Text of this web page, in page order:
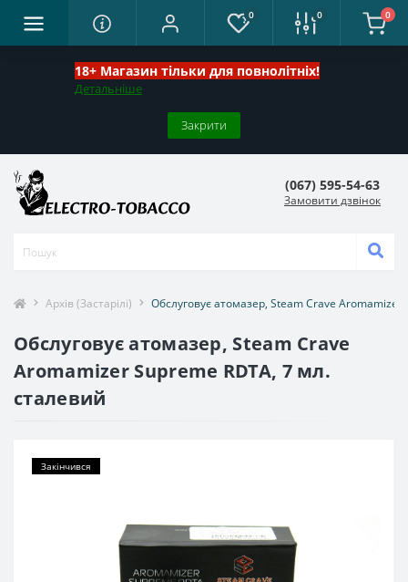
18+ Магазин тільки для повнолітніх!
Детальніше
Закрити
0 0 0
(067) 595-54-63
Замовити дзвінок
Архів (Застарілі) Обслуговує атомазер, Steam Crave Aromamizer
Обслуговує атомазер, Steam Crave
Aromamizer Supreme RDTA, 7 мл.
сталевий
Закінчився